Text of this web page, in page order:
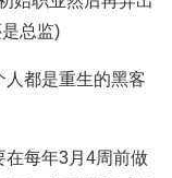
总监)
都是重生的黑客
在每年3月4周前做